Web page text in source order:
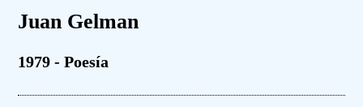
Juan Gelman
1979 - Poesía